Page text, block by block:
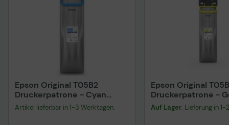
Epson Original T05B2
Druckerpatrone - Cyan
C13T05B24N
Artikel lieferbar in 1-3 Werktagen.
Epson Original
Druckerpatrone -
C13T05B44N
Auf Lager: Lieferung in